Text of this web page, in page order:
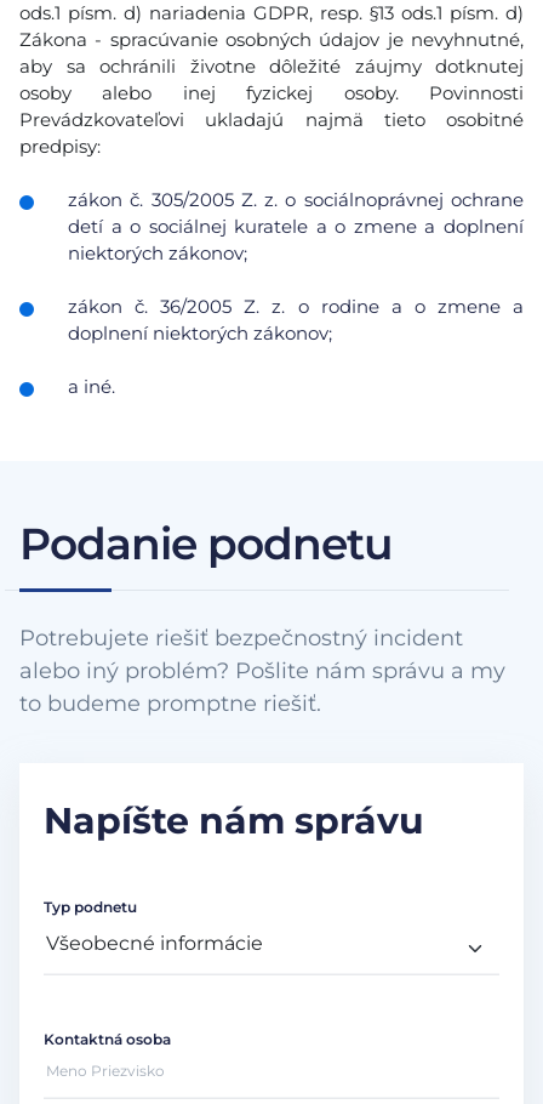
ods.1 písm. d) nariadenia GDPR, resp. §13 ods.1 písm. d)
Zákona - spracúvanie osobných údajov je nevyhnutné,
aby sa ochránili životne dôležité záujmy dotknutej
osoby alebo inej fyzickej osoby. Povinnosti
Prevádzkovateľovi ukladajú najmä tieto osobitné
predpisy:
zákon č. 305/2005 Z. z. o sociálnoprávnej ochrane
detí a o sociálnej kuratele a o zmene a doplnení
niektorých zákonov;
zákon č. 36/2005 Z. z. o rodine a o zmene a
doplnení niektorých zákonov;
a iné.
Podanie podnetu
Potrebujete riešiť bezpečnostný incident
alebo iný problém? Pošlite nám správu a my
to budeme promptne riešiť.
Napíšte nám správu
Typ podnetu
Kontaktná osoba